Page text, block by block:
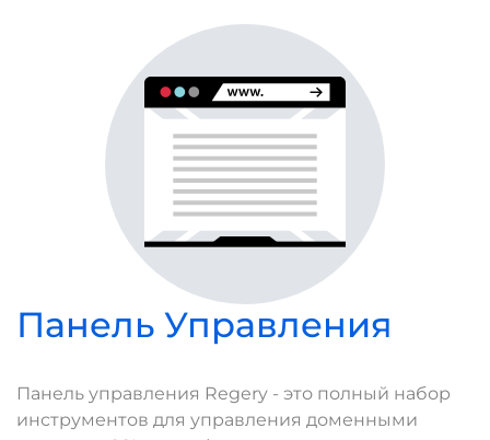
Панель Управления
Панель управления Regery - это полный набор
инструментов для управления доменными